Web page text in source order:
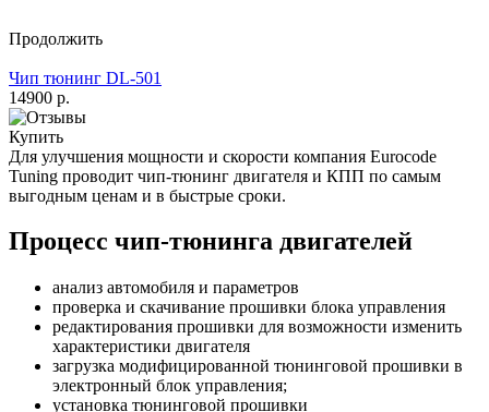
Продолжить
Чип тюнинг DL-501
14900 р.
Купить
Для улучшения мощности и скорости компания Eurocode
Tuning проводит чип-тюнинг двигателя и КПП по самым
выгодным ценам и в быстрые сроки.
Процесс чип-тюнинга двигателей
анализ автомобиля и параметров
проверка и скачивание прошивки блока управления
редактирования прошивки для возможности изменить
характеристики двигателя
загрузка модифицированной тюнинговой прошивки в
электронный блок управления;
установка тюнинговой прошивки